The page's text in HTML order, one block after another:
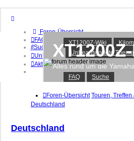
Foren-Übersicht
FAQ
Suche
Unbeantwortete Themen
Aktive Themen
Registrieren
XT1200Z-Wiki
Unbeantwortete
Alles rund um die
FAQ Suche
Foren-Übersicht Touren, Treffen
Deutschland
Deutschland